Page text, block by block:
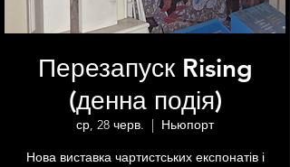
Перезапуск Rising
(денна подія)
ср, 28 черв.
  |
Ньюпорт
Нова виставка чартистських експонатів і